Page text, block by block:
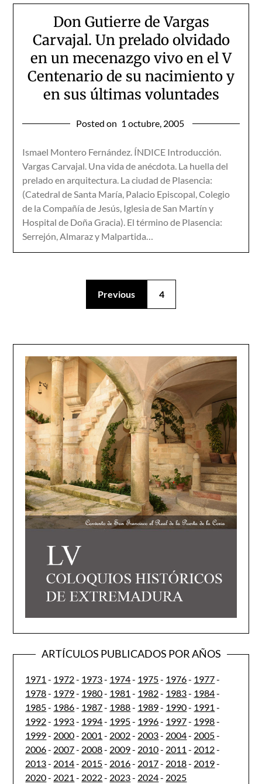
Don Gutierre de Vargas
Carvajal. Un prelado olvidado
en un mecenazgo vivo en el V
Centenario de su nacimiento y
en sus últimas voluntades
Posted on 1 octubre, 2005
Ismael Montero Fernández. ÍNDICE Introducción.
Vargas Carvajal. Una vida de anécdota. La huella del
prelado en arquitectura. La ciudad de Plasencia:
(Catedral de Santa María, Palacio Episcopal, Colegio
de la Compañía de Jesús, Iglesia de San Martín y
Hospital de Doña Gracia). El término de Plasencia:
Serrejón, Almaraz y Malpartida…
Previous 4
ARTÍCULOS PUBLICADOS POR AÑOS
1971 - 1972- 1973- 1974- 1975- 1976- 1977-
1978- 1979- 1980- 1981 - 1982- 1983- 1984-
1985- 1986- 1987- 1988- 1989- 1990- 1991 -
1992- 1993- 1994- 1995- 1996- 1997- 1998-
1999- 2000- 2001 - 2002- 2003- 2004- 2005-
2006- 2007- 2008- 2009- 2010- 2011 - 2012-
2013- 2014- 2015- 2016- 2017- 2018- 2019-
2020- 2021 - 2022- 2023- 2024- 2025